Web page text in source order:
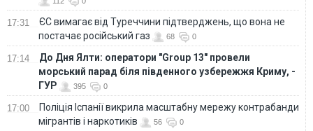
17:31
ЄС вимагає від Туреччини підтверджень, що вона не
постачає російський газ
68 0
17:14
До Дня Ялти: оператори "Group 13" провели
морський парад біля південного узбережжя Криму, -
ГУР
395 0
17:00
Поліція Іспанії викрила масштабну мережу контрабанди
мігрантів і наркотиків
56 0